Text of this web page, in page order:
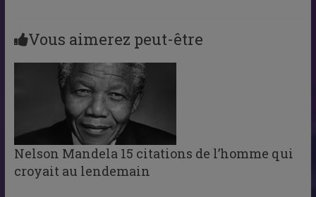
Vous aimerez peut-être
Nelson Mandela 15 citations de l’homme qui
croyait au lendemain